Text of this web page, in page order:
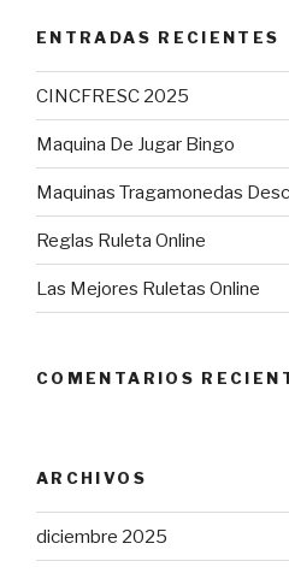
ENTRADAS RECIENTES
CINCFRESC 2025
Maquina De Jugar Bingo
Maquinas Tragamonedas
Reglas Ruleta Online
Las Mejores Ruletas Online
COMENTARIOS
ARCHIVOS
diciembre 2025